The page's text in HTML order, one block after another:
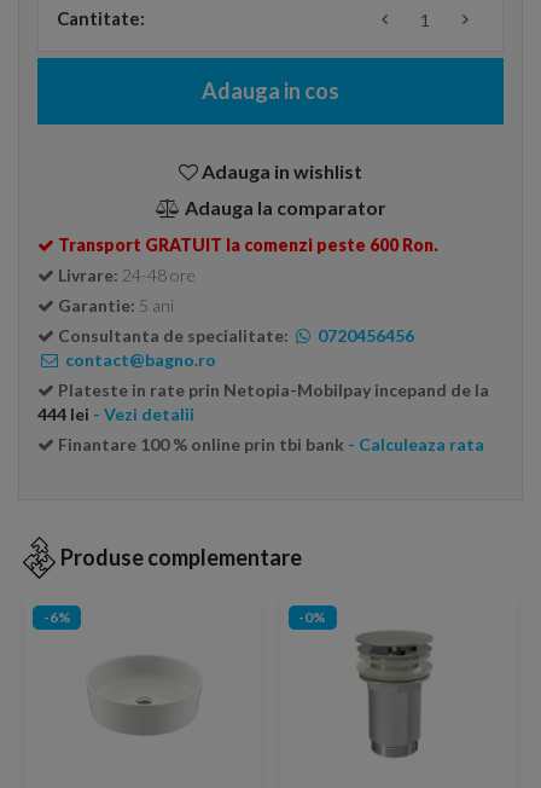
Cantitate:
Adauga in cos
Adauga in wishlist
Adauga la comparator
Transport GRATUIT la comenzi peste 600 Ron.
Livrare: 24-48 ore
Garantie: 5 ani
Consultanta de specialitate:
0720456456
contact@bagno.ro
Plateste in rate prin Netopia-Mobilpay incepand de la
444 lei - Vezi detalii
Finantare 100 % online prin tbi bank - Calculeaza rata
Produse complementare
-6% -0%